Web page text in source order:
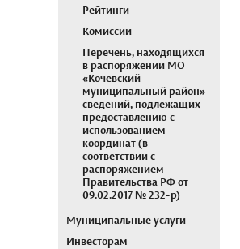
Рейтинги
Комиссии
Перечень, находящихся
в распоряжении МО
«Кочевский
муниципальный район»
сведений, подлежащих
предоставлению с
использованием
координат (в
соответствии с
распоряжением
Правительства РФ от
09.02.2017 № 232-р)
Муниципальные услуги
Инвесторам